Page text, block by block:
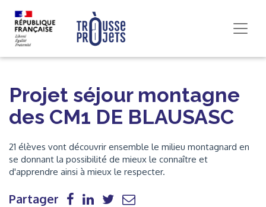
Projet séjour montagne
des CM1 DE BLAUSASC
21 élèves vont découvrir ensemble le milieu montagnard en
se donnant la possibilité de mieux le connaître et
d'apprendre ainsi à mieux le respecter.
Partager